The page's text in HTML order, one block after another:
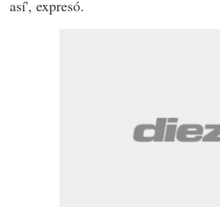
así', expresó.